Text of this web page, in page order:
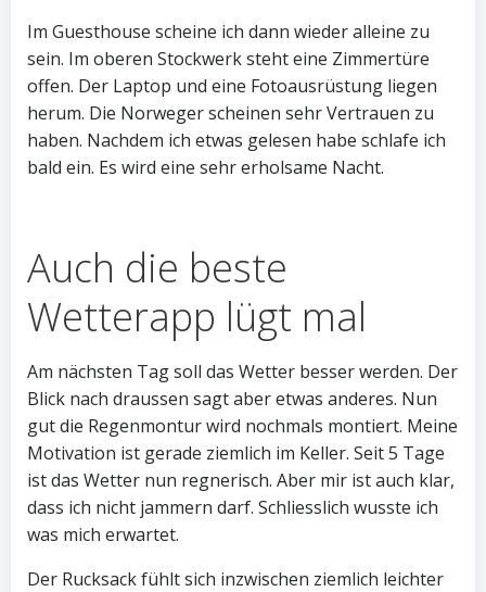
Im Guesthouse scheine ich dann wieder alleine zu
sein. Im oberen Stockwerk steht eine Zimmertüre
offen. Der Laptop und eine Fotoausrüstung liegen
herum. Die Norweger scheinen sehr Vertrauen zu
haben. Nachdem ich etwas gelesen habe schlafe ich
bald ein. Es wird eine sehr erholsame Nacht.
Auch die beste
Wetterapp lügt mal
Am nächsten Tag soll das Wetter besser werden. Der
Blick nach draussen sagt aber etwas anderes. Nun
gut die Regenmontur wird nochmals montiert. Meine
Motivation ist gerade ziemlich im Keller. Seit 5 Tage
ist das Wetter nun regnerisch. Aber mir ist auch klar,
dass ich nicht jammern darf. Schliesslich wusste ich
was mich erwartet.
Der Rucksack fühlt sich inzwischen ziemlich leichter